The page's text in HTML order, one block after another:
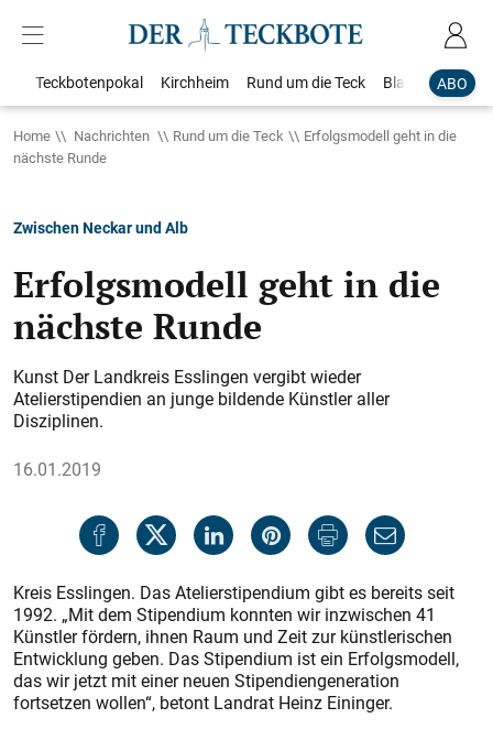
ABO
Teckbotenpokal Kirchheim Rund um die Teck Blaulicht
Home Nachrichten Rund um die Teck
Erfolgsmodell geht in die
nächste Runde
Zwischen Neckar und Alb
Erfolgsmodell geht in die
nächste Runde
Kunst Der Landkreis Esslingen vergibt wieder
Atelierstipendien an junge bildende Künstler aller
Disziplinen.
16.01.2019
Kreis Esslingen. Das Atelierstipendium gibt es bereits seit
1992. „Mit dem Stipendium konnten wir inzwischen 41
Künstler fördern, ihnen Raum und Zeit zur künstlerischen
Entwicklung geben. Das Stipendium ist ein Erfolgsmodell,
das wir jetzt mit einer neuen Stipendiengeneration
fortsetzen wollen“, betont Landrat Heinz Eininger.